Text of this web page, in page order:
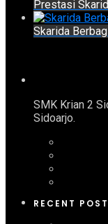
Prestasi
Skarida
SMK Krian 2
Sidoarjo.
RECENT